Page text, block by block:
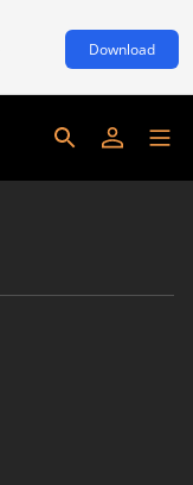
Download